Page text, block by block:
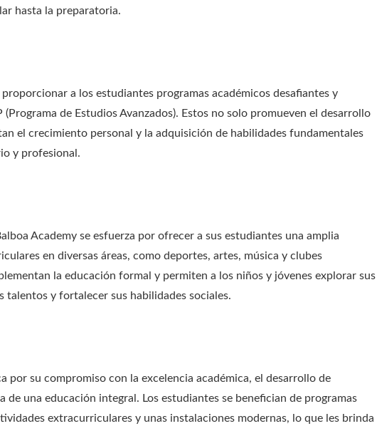
hasta la preparatoria.
a los estudiantes programas académicos desafiantes y
de Estudios Avanzados). Estos no solo promueven el desarrollo
el crecimiento personal y la adquisición de habilidades fundamentales
y profesional.
Academy se esfuerza por ofrecer a sus estudiantes una amplia
en diversas áreas, como deportes, artes, música y clubes
la educación formal y permiten a los niños y jóvenes explorar sus
talentos y fortalecer sus habilidades sociales.
por su compromiso con la excelencia académica, el desarrollo de
de una educación integral. Los estudiantes se benefician de programas
extracurriculares y unas instalaciones modernas, lo que les brinda